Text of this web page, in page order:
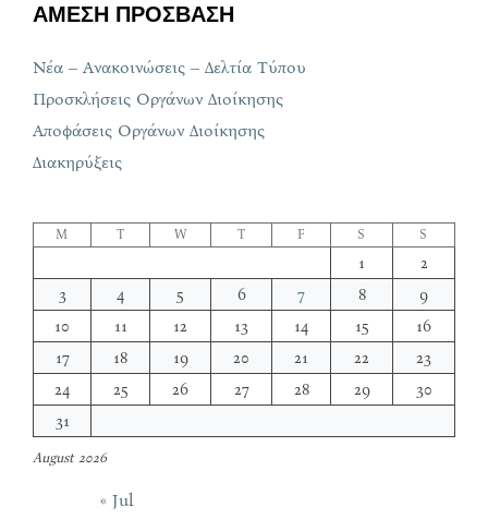
ΑΜΕΣΗ ΠΡΟΣΒΑΣΗ
Νέα – Ανακοινώσεις – Δελτία Τύπου
Προσκλήσεις Οργάνων Διοίκησης
Αποφάσεις Οργάνων Διοίκησης
Διακηρύξεις
August 2026
M T W T F S S
1
2
3
4 5 6 7 8
9
10
11 12 13 14 15
16
17
18 19 20 21 22
23
24
25 26 27 28 29
30
31
« Jul